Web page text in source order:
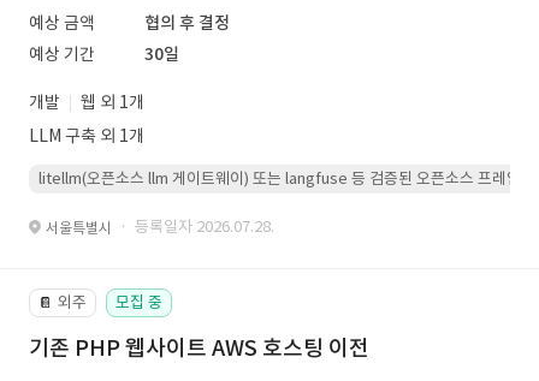
예상 금액
협의 후 결정
예상 기간
30일
개발
웹 외 1개
LLM 구축 외 1개
litellm(오픈소스 llm 게이트웨이) 또는 langfuse 등 검증된 오픈소스 프레임워
서울특별시 · 등록일자 2026.07.28.
📔 외주 모집 중
기존 PHP 웹사이트 AWS 호스팅 이전